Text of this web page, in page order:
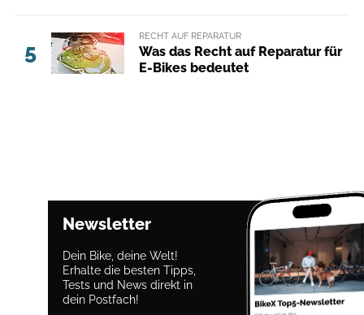
5
RECHT AUF REPARATUR
Was das Recht auf Reparatur für
E-Bikes bedeutet
Newsletter
Dein Bike, deine Welt!
Erhalte die besten Tipps,
Tests und News direkt in
dein Postfach!